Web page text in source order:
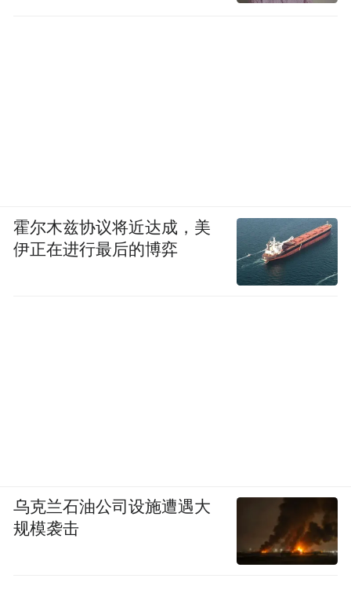
霍尔木兹协议将近达成，美
伊正在进行最后的博弈
乌克兰石油公司设施遭遇大
规模袭击